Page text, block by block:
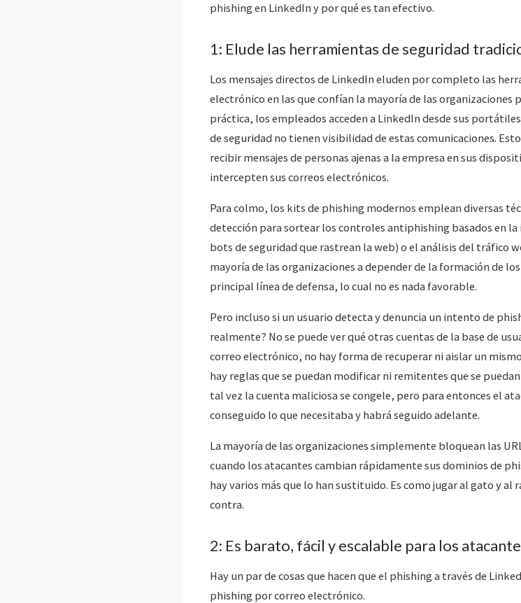
phishing en LinkedIn y por qué es tan efectivo.
1: Elude las herramientas de seguridad
Los mensajes directos de LinkedIn eluden por completo las
electrónico en las que confían la mayoría de las organizaciones
práctica, los empleados acceden a LinkedIn desde sus
de seguridad no tienen visibilidad de estas comunicaciones.
recibir mensajes de personas ajenas a la empresa en sus
intercepten sus correos electrónicos.
Para colmo, los kits de phishing modernos emplean diversas
detección para sortear los controles antiphishing basados ​​en
bots de seguridad que rastrean la web) o el análisis del tráfico
mayoría de las organizaciones a depender de la formación de
principal línea de defensa, lo cual no es nada favorable.
Pero incluso si un usuario detecta y denuncia un intento de
realmente? No se puede ver qué otras cuentas de la base de
correo electrónico, no hay forma de recuperar ni aislar un
hay reglas que se puedan modificar ni remitentes que se
tal vez la cuenta maliciosa se congele, pero para entonces el
conseguido lo que necesitaba y habrá seguido adelante.
La mayoría de las organizaciones simplemente bloquean las
cuando los atacantes cambian rápidamente sus dominios de
hay varios más que lo han sustituido. Es como jugar al gato y al
contra.
2: Es barato, fácil y escalable para los
Hay un par de cosas que hacen que el phishing a través de
phishing por correo electrónico.